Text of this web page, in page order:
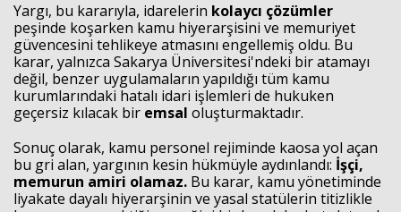
Yargı, bu kararıyla, idarelerin kolaycı çözümler
peşinde koşarken kamu hiyerarşisini ve memuriyet
güvencesini tehlikeye atmasını engellemiş oldu. Bu
karar, yalnızca Sakarya Üniversitesi'ndeki bir atamayı
değil, benzer uygulamaların yapıldığı tüm kamu
kurumlarındaki hatalı idari işlemleri de hukuken
geçersiz kılacak bir emsal oluşturmaktadır.
Sonuç olarak, kamu personel rejiminde kaosa yol açan
bu gri alan, yargının kesin hükmüyle aydınlandı: İşçi,
memurun amiri olamaz. Bu karar, kamu yönetiminde
liyakate dayalı hiyerarşinin ve yasal statülerin titizlikle